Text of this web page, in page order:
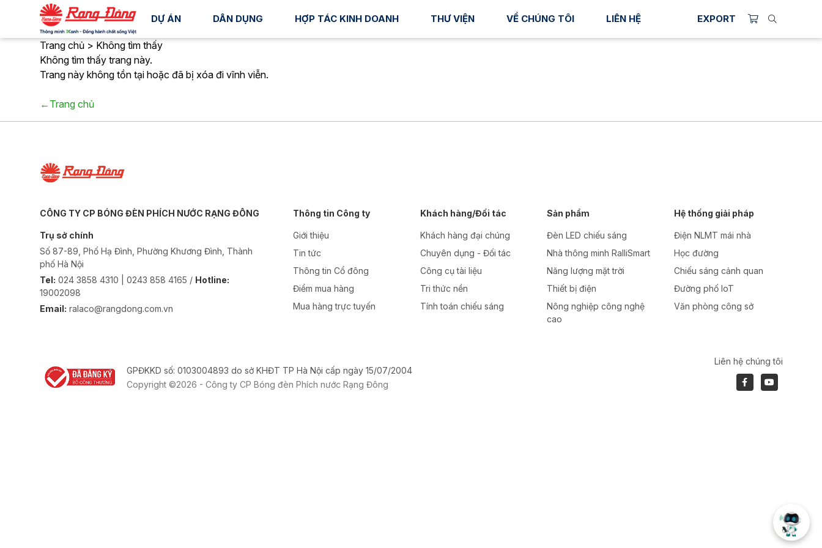
DỰ ÁN DÂN DỤNG HỢP TÁC KINH DOANH THƯ VIỆN VỀ CHÚNG TÔI LIÊN HỆ EXPORT
Trang chủ > Không tìm thấy
Không tìm thấy trang này.
Trang này không tồn tại hoặc đã bị xóa đi vĩnh viễn.
←Trang chủ
CÔNG TY CP BÓNG ĐÈN PHÍCH NƯỚC RẠNG ĐÔNG
Trụ sở chính
Số 87-89, Phố Hạ Đình, Phường Khương Đình, Thành
phố Hà Nội
Tel: 024 3858 4310 | 0243 858 4165 / Hotline:
19002098
Email: ralaco@rangdong.com.vn
Thông tin Công ty
Giới thiệu
Tin tức
Thông tin Cổ đông
Điểm mua hàng
Mua hàng trực tuyến
Khách hàng/Đối tác
Khách hàng đại chúng
Chuyên dụng - Đối tác
Công cụ tài liệu
Tri thức nền
Tính toán chiếu sáng
Sản phẩm
Đèn LED chiếu sáng
Nhà thông minh RalliSmart
Năng lượng mặt trời
Thiết bị điện
Nông nghiệp công nghệ
cao
Hệ thống giải pháp
Điện NLMT mái nhà
Học đường
Chiếu sáng cảnh quan
Đường phố IoT
Văn phòng công sở
GPĐKKD số: 0103004893 do sở KHĐT TP Hà Nội cấp ngày 15/07/2004
Copyright ©2026 - Công ty CP Bóng đèn Phích nước Rạng Đông
Liên hệ chúng tôi